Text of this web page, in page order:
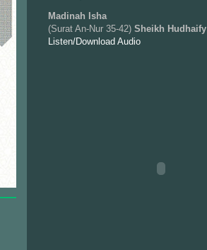
Madinah Isha
(Surat An-Nur 35-42) Sheikh Hudhaify
Listen/Download Audio